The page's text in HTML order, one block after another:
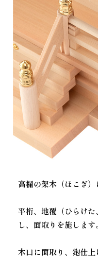
高欄の架木（ほこぎ）
平桁、地覆（ひらけ
し、面取りを施します。
木口に面取り、鉋仕